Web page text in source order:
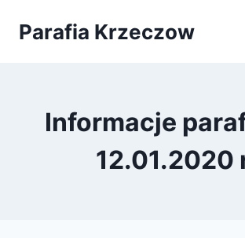
Parafia Krzeczow
Informacje
12.01.2020